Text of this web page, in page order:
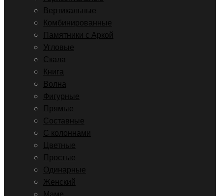
Вертикальные
Комбинированные
Памятники с Аркой
Угловые
Скала
Книга
Волна
Фигурные
Прямые
Составные
С колоннами
Цветные
Простые
Одинарные
Женский